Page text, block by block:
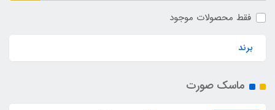
فقط محصولات موجود
برند
ماسک صورت